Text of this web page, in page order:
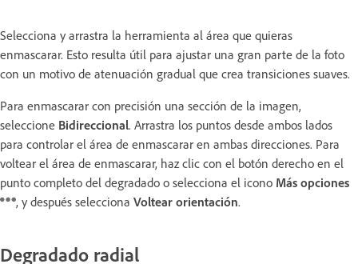
Selecciona y arrastra la herramienta al área que quieras
enmascarar. Esto resulta útil para ajustar una gran parte de la foto
con un motivo de atenuación gradual que crea transiciones suaves.
Para enmascarar con precisión una sección de la imagen,
seleccione Bidireccional. Arrastra los puntos desde ambos lados
para controlar el área de enmascarar en ambas direcciones. Para
voltear el área de enmascarar, haz clic con el botón derecho en el
punto completo del degradado o selecciona el icono Más opciones
, y después selecciona Voltear orientación.
Degradado radial